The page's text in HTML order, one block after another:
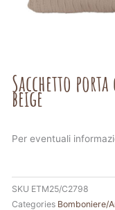
Sacchetto
beige
Per eventuali
SKU ETM25/C2798
Categories Bomboniere/